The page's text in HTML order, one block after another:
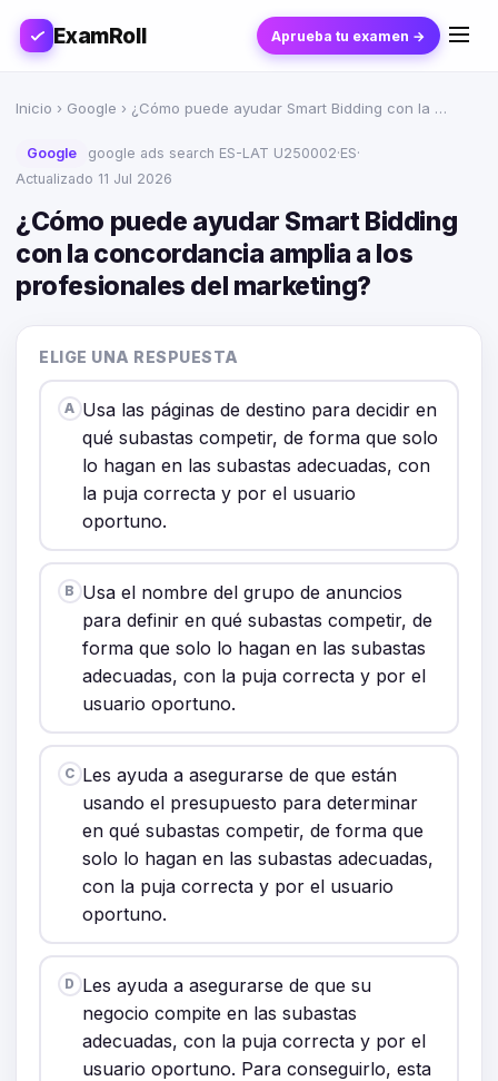
ExamRoll Aprueba tu examen →
Inicio › Google › ¿Cómo puede ayudar Smart Bidding con la …
Google google ads search ES-LAT U250002·ES·
Actualizado 11 Jul 2026
¿Cómo puede ayudar Smart Bidding
con la concordancia amplia a los
profesionales del marketing?
ELIGE UNA RESPUESTA
A Usa las páginas de destino para decidir en
qué subastas competir, de forma que solo
lo hagan en las subastas adecuadas, con
la puja correcta y por el usuario
oportuno.
B Usa el nombre del grupo de anuncios
para definir en qué subastas competir, de
forma que solo lo hagan en las subastas
adecuadas, con la puja correcta y por el
usuario oportuno.
C Les ayuda a asegurarse de que están
usando el presupuesto para determinar
en qué subastas competir, de forma que
solo lo hagan en las subastas adecuadas,
con la puja correcta y por el usuario
oportuno.
D Les ayuda a asegurarse de que su
negocio compite en las subastas
adecuadas, con la puja correcta y por el
usuario oportuno. Para conseguirlo, esta